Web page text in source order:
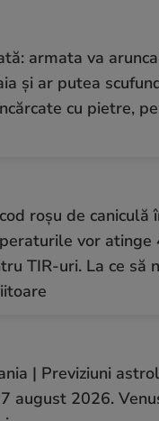
armata va
și ar putea
cu pietre,
roșu de caniculă
vor atinge
TIR-uri. La ce să
| Previziuni
august 2026.